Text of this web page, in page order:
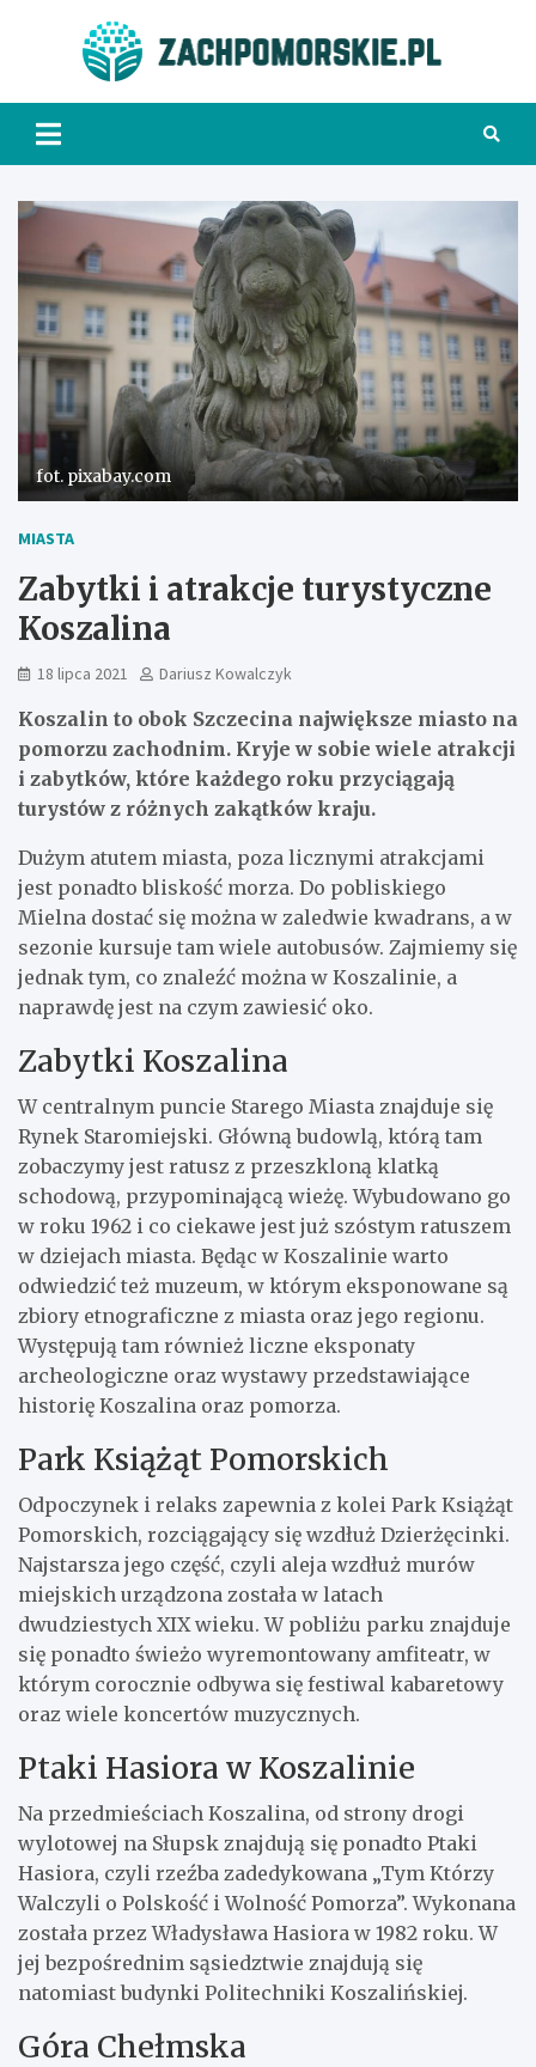
fot. pixabay.com
MIASTA
Zabytki i atrakcje turystyczne
Koszalina
18 lipca 2021 Dariusz Kowalczyk
Koszalin to obok Szczecina największe miasto na
pomorzu zachodnim. Kryje w sobie wiele atrakcji
i zabytków, które każdego roku przyciągają
turystów z różnych zakątków kraju.
Dużym atutem miasta, poza licznymi atrakcjami
jest ponadto bliskość morza. Do pobliskiego
Mielna dostać się można w zaledwie kwadrans, a w
sezonie kursuje tam wiele autobusów. Zajmiemy się
jednak tym, co znaleźć można w Koszalinie, a
naprawdę jest na czym zawiesić oko.
Zabytki Koszalina
W centralnym puncie Starego Miasta znajduje się
Rynek Staromiejski. Główną budowlą, którą tam
zobaczymy jest ratusz z przeszkloną klatką
schodową, przypominającą wieżę. Wybudowano go
w roku 1962 i co ciekawe jest już szóstym ratuszem
w dziejach miasta. Będąc w Koszalinie warto
odwiedzić też muzeum, w którym eksponowane są
zbiory etnograficzne z miasta oraz jego regionu.
Występują tam również liczne eksponaty
archeologiczne oraz wystawy przedstawiające
historię Koszalina oraz pomorza.
Park Książąt Pomorskich
Odpoczynek i relaks zapewnia z kolei Park Książąt
Pomorskich, rozciągający się wzdłuż Dzierżęcinki.
Najstarsza jego część, czyli aleja wzdłuż murów
miejskich urządzona została w latach
dwudziestych XIX wieku. W pobliżu parku znajduje
się ponadto świeżo wyremontowany amfiteatr, w
którym corocznie odbywa się festiwal kabaretowy
oraz wiele koncertów muzycznych.
Ptaki Hasiora w Koszalinie
Na przedmieściach Koszalina, od strony drogi
wylotowej na Słupsk znajdują się ponadto Ptaki
Hasiora, czyli rzeźba zadedykowana „Tym Którzy
Walczyli o Polskość i Wolność Pomorza”. Wykonana
została przez Władysława Hasiora w 1982 roku. W
jej bezpośrednim sąsiedztwie znajdują się
natomiast budynki Politechniki Koszalińskiej.
Góra Chełmska